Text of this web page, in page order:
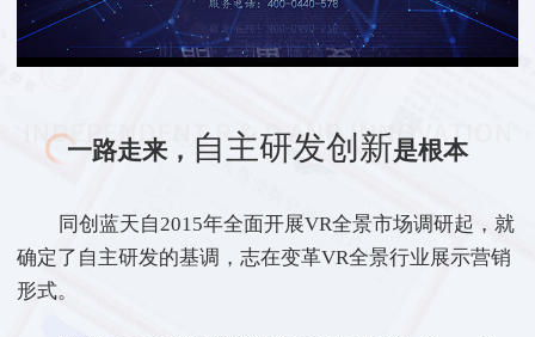
一路走来， 自主研发创新是根本
同创蓝天自2015年全面开展VR全景市场调研起，就
确定了自主研发的基调，志在变革VR全景行业展示营销
形式。